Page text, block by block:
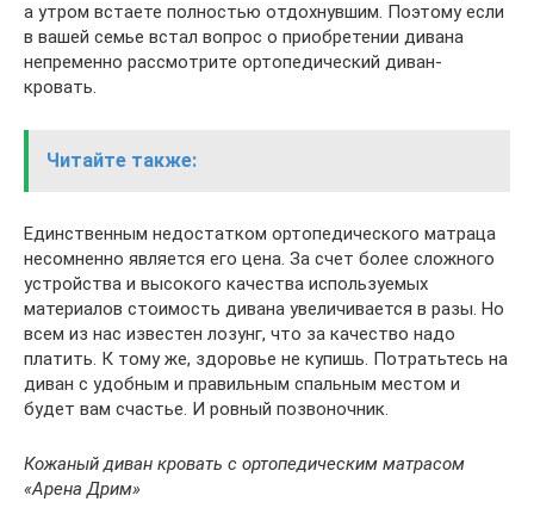
а утром встаете полностью отдохнувшим. Поэтому если
в вашей семье встал вопрос о приобретении дивана
непременно рассмотрите ортопедический диван-
кровать.
Читайте также:
Единственным недостатком ортопедического матраца
несомненно является его цена. За счет более сложного
устройства и высокого качества используемых
материалов стоимость дивана увеличивается в разы. Но
всем из нас известен лозунг, что за качество надо
платить. К тому же, здоровье не купишь. Потратьтесь на
диван с удобным и правильным спальным местом и
будет вам счастье. И ровный позвоночник.
Кожаный диван кровать с ортопедическим матрасом
«Арена Дрим»